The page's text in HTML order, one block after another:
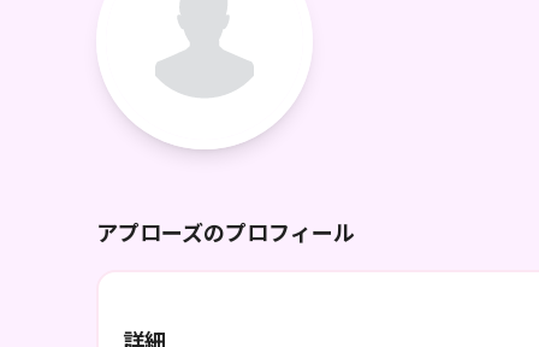
アプローズのプロフィール